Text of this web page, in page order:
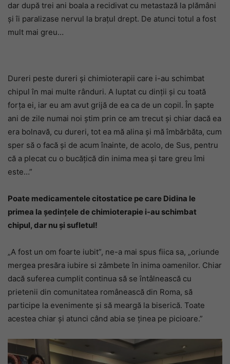
dar după trei ani boala a recidivat cu metastază la plămâni
și îi paralizase nervul la brațul drept. De atunci totul a fost
mult mai greu…
Dureri peste dureri și chimioterapii care i-au schimbat
chipul în mai multe rânduri. A luptat cu dinții și cu toată
forța ei, iar eu am avut grijă de ea ca de un copil. În șapte
ani de zile numai noi știm prin ce am trecut și chiar dacă ea
era bolnavă, cu dureri, tot ea mă alina și mă îmbărbăta, cum
sper să o facă și de acum înainte, de acolo, de Sus, pentru
că a plecat cu o bucățică din inima mea și tare greu îmi
este…”
Poate medicamentele citostatice pe care Didina le
primea la ședințele de chimioterapie i-au schimbat
chipul, dar nu și sufletul!
„A fost un om foarte iubit”, ne-a mai spus fiica sa, „oriunde
mergea presăra iubire si zâmbete în inima oamenilor. Chiar
dacă suferea cumplit continua să se întâlnească cu
prietenii din comunitatea românească din Roma, să
participe la evenimente și să meargă la biserică. Toate
acestea chiar și atunci când abia se ținea pe picioare.”